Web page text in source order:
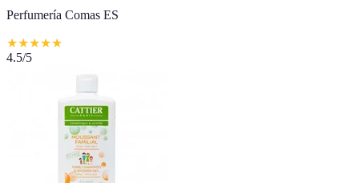
Perfumería Comas ES
★★★★★
4.5/5